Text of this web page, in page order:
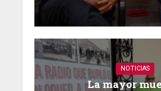
NOTICIAS
La mayor